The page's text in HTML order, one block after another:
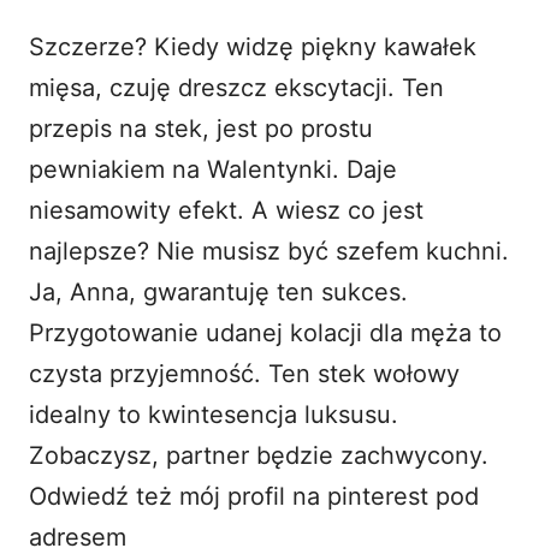
Szczerze? Kiedy widzę piękny kawałek
mięsa, czuję dreszcz ekscytacji. Ten
przepis na stek, jest po prostu
pewniakiem na Walentynki. Daje
niesamowity efekt. A wiesz co jest
najlepsze? Nie musisz być szefem kuchni.
Ja, Anna, gwarantuję ten sukces.
Przygotowanie udanej kolacji dla męża to
czysta przyjemność. Ten stek wołowy
idealny to kwintesencja luksusu.
Zobaczysz, partner będzie zachwycony.
Odwiedź też mój profil na pinterest pod
adresem